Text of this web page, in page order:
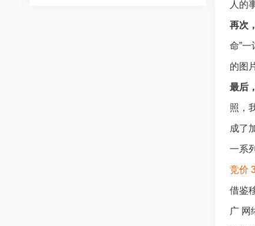
人的
再次
命”
的图
最后
照，
成了
一系
竞价
借鉴
广 网